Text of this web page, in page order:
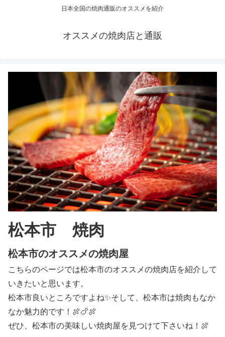
日本全国の焼肉通販のオススメを紹介
オススメの焼肉店と通販
松本市 焼肉
松本市のオススメの焼肉屋
こちらのページでは松本市のオススメの焼肉店を紹介して
いきたいと思います。
松本市良いところですよね✨そして、松本市は焼肉もなか
なか魅力的です！🍖🍗🍖
ぜひ、松本市の美味しい焼肉屋を見つけて下さいね！🍖